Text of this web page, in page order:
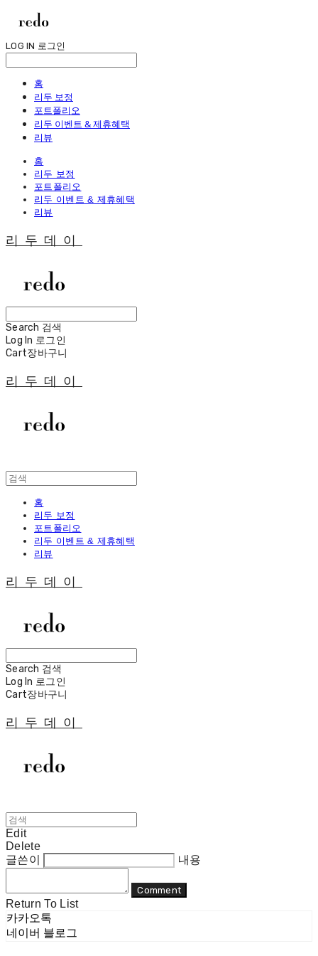
LOG IN 로그인
홈
리두 보정
포트폴리오
리두 이벤트 & 제휴혜택
리뷰
홈
리두 보정
포트폴리오
리두 이벤트 & 제휴혜택
리뷰
리두데이
Search 검색
Log In 로그인
Cart장바구니
리두데이
홈
리두 보정
포트폴리오
리두 이벤트 & 제휴혜택
리뷰
리두데이
Search 검색
Log In 로그인
Cart장바구니
리두데이
Edit
Delete
글쓴이
내용
Comment
Return To List
카카오톡
네이버 블로그